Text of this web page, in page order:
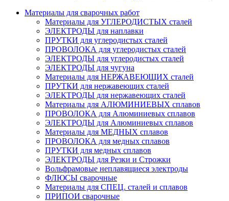
Материалы для сварочных работ
Материалы для УГЛЕРОДИСТЫХ сталей
ЭЛЕКТРОДЫ для наплавки
ПРУТКИ для углеродистых сталей
ПРОВОЛОКА для углеродистых сталей
ЭЛЕКТРОДЫ для углеродистых сталей
ЭЛЕКТРОДЫ для чугуна
Материалы для НЕРЖАВЕЮЩИХ сталей
ПРУТКИ для нержавеющих сталей
ЭЛЕКТРОДЫ для нержавеющих сталей
Материалы для АЛЮМИНИЕВЫХ сплавов
ПРОВОЛОКА для Алюминиевых сплавов
ЭЛЕКТРОДЫ для Алюминиевых сплавов
Материалы для МЕДНЫХ сплавов
ПРОВОЛОКА для медных сплавов
ПРУТКИ для медных сплавов
ЭЛЕКТРОДЫ для Резки и Строжки
Вольфрамовые неплавящиеся электроды
ФЛЮСЫ сварочные
Материалы для СПЕЦ. сталей и сплавов
ПРИПОИ сварочные